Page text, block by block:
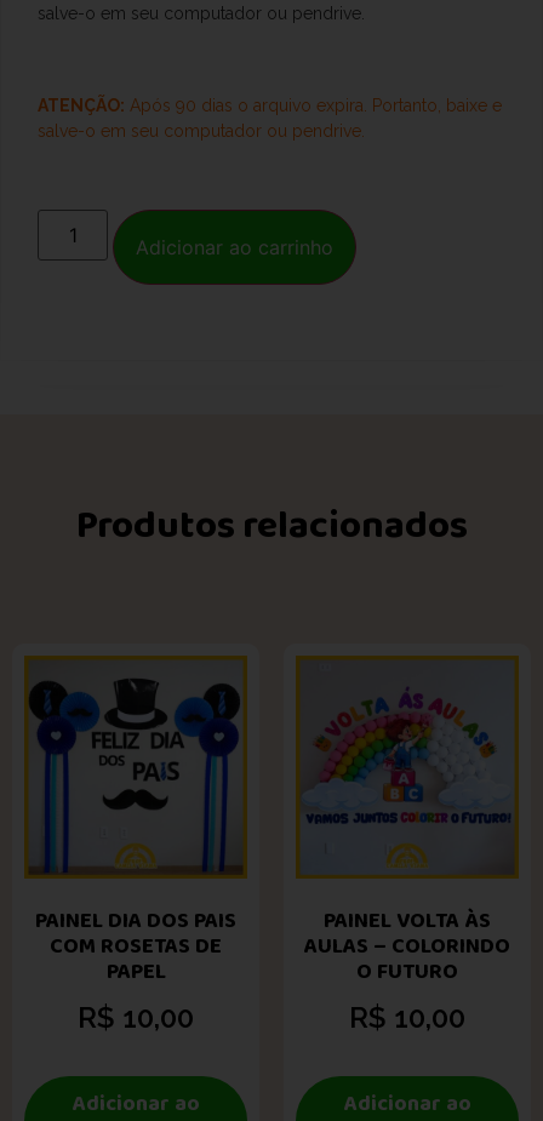
salve-o em seu computador ou pendrive.
ATENÇÃO: Após 90 dias o arquivo expira. Portanto, baixe e
salve-o em seu computador ou pendrive.
Adicionar ao carrinho
Produtos relacionados
PAINEL DIA DOS PAIS
COM ROSETAS DE
PAPEL
R$ 10,00
Adicionar ao
PAINEL VOLTA ÀS
AULAS – COLORINDO
O FUTURO
R$ 10,00
Adicionar ao